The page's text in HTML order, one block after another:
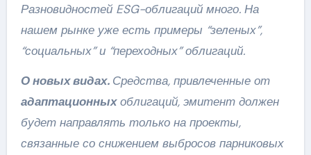
Разновидностей ESG-облигаций много. На
нашем рынке уже есть примеры “зеленых”,
“социальных”и “переходных”облигаций.
О новых видах. Средства, привлеченные от
адаптационныхоблигаций, эмитент должен
будет направлять только на проекты,
связанные со снижением выбросов парниковых